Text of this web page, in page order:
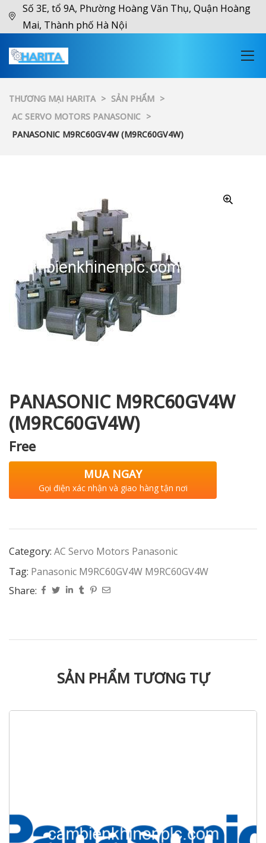
Số 3E, tổ 9A, Phường Hoàng Văn Thụ, Quận Hoàng
Mai, Thành phố Hà Nội
THƯƠNG MẠI HARITA > SẢN PHẨM >
AC SERVO MOTORS PANASONIC >
PANASONIC M9RC60GV4W (M9RC60GV4W)
PANASONIC M9RC60GV4W
(M9RC60GV4W)
Free
MUA NGAY
Gọi điện xác nhận và giao hàng tận nơi
Category: AC Servo Motors Panasonic
Tag: Panasonic M9RC60GV4W M9RC60GV4W
Share:
SẢN PHẨM TƯƠNG TỰ